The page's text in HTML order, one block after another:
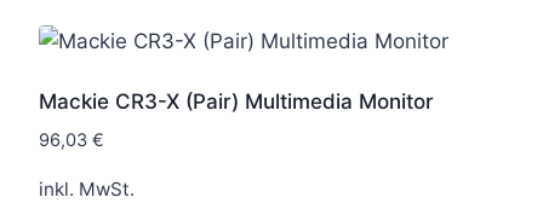
Mackie CR3-X (Pair) Multimedia Monitor
96,03 €
inkl. MwSt.